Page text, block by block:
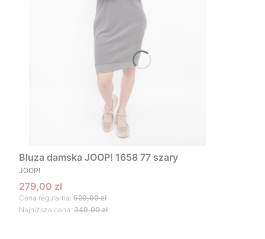
Bluza damska JOOP! 1658 77 szary
PRODUCENT
JOOP!
Cena promocyjna
279,00 zł
Cena regularna: 529,90 zł
Najniższa cena: 349,00 zł